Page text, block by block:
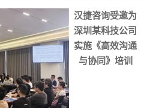
汉捷咨询受邀为
深圳某科技公司
实施《高效沟通
与协同》培训